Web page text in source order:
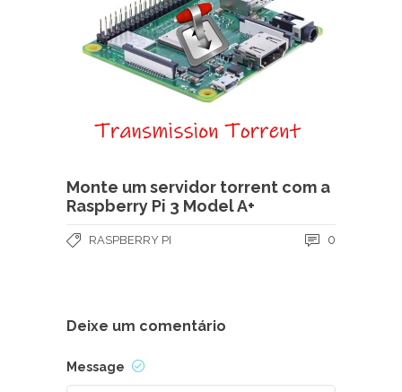
Monte um servidor torrent com a
Raspberry Pi 3 Model A+
RASPBERRY PI 0
Deixe um comentário
Message